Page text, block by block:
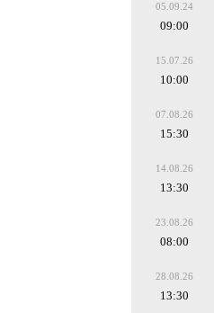
05.09.24
09:00
15.07.26
10:00
07.08.26
15:30
14.08.26
13:30
23.08.26
08:00
28.08.26
13:30